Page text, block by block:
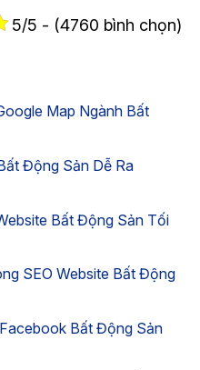
5/5 - (4760 bình chọn)
Map Ngành Bất
Động Sản Dễ Ra
Bất Động Sản Tối
SEO Website Bất Động
Bất Động Sản